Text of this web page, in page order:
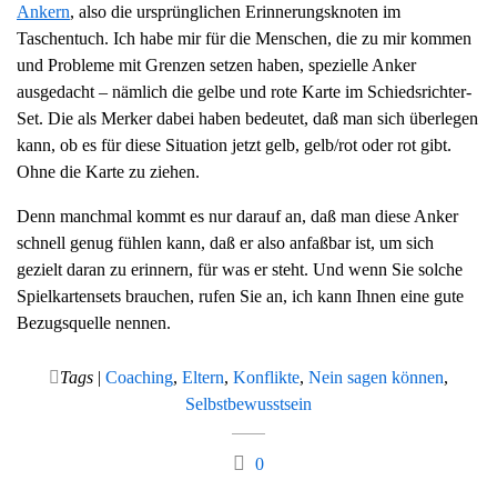
Ankern, also die ursprünglichen Erinnerungsknoten im
Taschentuch. Ich habe mir für die Menschen, die zu mir kommen
und Probleme mit Grenzen setzen haben, spezielle Anker
ausgedacht – nämlich die gelbe und rote Karte im Schiedsrichter-
Set. Die als Merker dabei haben bedeutet, daß man sich überlegen
kann, ob es für diese Situation jetzt gelb, gelb/rot oder rot gibt.
Ohne die Karte zu ziehen.
Denn manchmal kommt es nur darauf an, daß man diese Anker
schnell genug fühlen kann, daß er also anfaßbar ist, um sich
gezielt daran zu erinnern, für was er steht. Und wenn Sie solche
Spielkartensets brauchen, rufen Sie an, ich kann Ihnen eine gute
Bezugsquelle nennen.
Tags | Coaching, Eltern, Konflikte, Nein sagen können,
Selbstbewusstsein
0